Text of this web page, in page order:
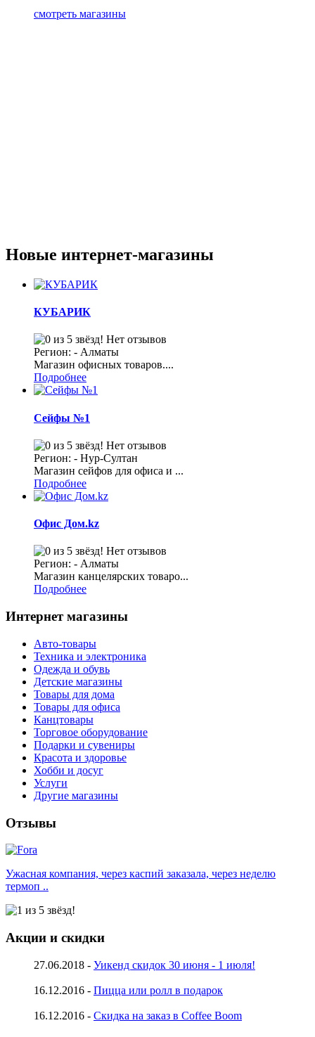
смотреть магазины
Новые интернет-магазины
КУБАРИК
Нет отзывов
Регион: - Алматы
Магазин офисных товаров....
Подробнее
Сейфы №1
Нет отзывов
Регион: - Нур-Султан
Магазин сейфов для офиса и ...
Подробнее
Офис Дом.kz
Нет отзывов
Регион: - Алматы
Магазин канцелярских товаро...
Подробнее
Интернет магазины
Авто-товары
Техника и электроника
Одежда и обувь
Детские магазины
Товары для дома
Товары для офиса
Канцтовары
Торговое оборудование
Подарки и сувениры
Красота и здоровье
Хобби и досуг
Услуги
Другие магазины
Отзывы
Ужасная компания, через каспий заказала, через неделю
термоп ..
Акции и скидки
27.06.2018 - Уикенд скидок 30 июня - 1 июля!
16.12.2016 - Пицца или ролл в подарок
16.12.2016 - Скидка на заказ в Coffee Boom